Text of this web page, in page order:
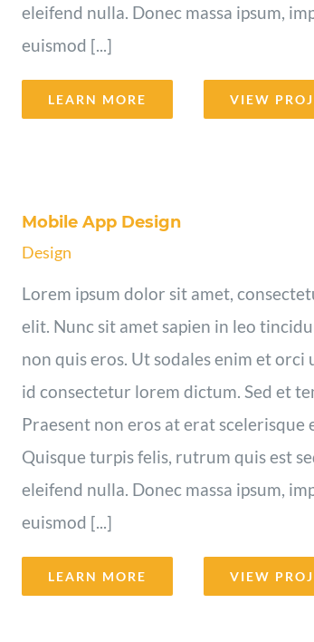
eleifend nulla. Donec massa ipsum,
euismod [...]
LEARN MORE VIEW
Mobile App Design
Design
Lorem ipsum dolor sit amet,
elit. Nunc sit amet sapien in leo
non quis eros. Ut sodales enim et orci
id consectetur lorem dictum. Sed et
Praesent non eros at erat scelerisque
Quisque turpis felis, rutrum quis est
eleifend nulla. Donec massa ipsum,
euismod [...]
LEARN MORE VIEW